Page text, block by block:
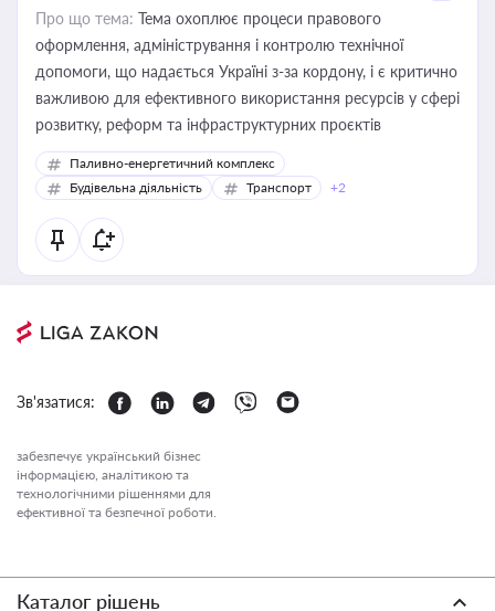
Про що тема: Тема охоплює процеси правового
оформлення, адміністрування і контролю технічної
допомоги, що надається Україні з-за кордону, і є критично
важливою для ефективного використання ресурсів у сфері
розвитку, реформ та інфраструктурних проєктів
Паливно-енергетичний комплекс
Будівельна діяльність
Транспорт +2
Зв'язатися:
забезпечує український бізнес
інформацією, аналітикою та
технологічними рішеннями для
ефективної та безпечної роботи.
Каталог рішень